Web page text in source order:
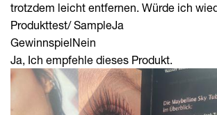
trotzdem leicht entfernen. Würde ich
Produkttest/ SampleJa
GewinnspielNein
Ja, Ich empfehle dieses Produkt.